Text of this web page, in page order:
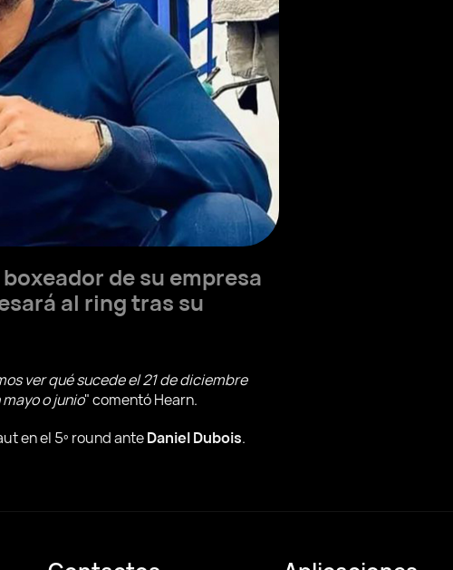
de su empresa
al ring tras su
ver qué sucede el 21 de diciembre
o junio" comentó Hearn.
en el 5º round anteDaniel Dubois.